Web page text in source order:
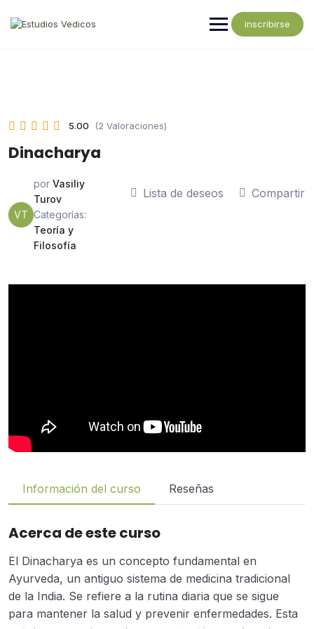
inscribirse
5.00 (2 Valoraciones)
Dinacharya
VT
por Vasiliy
Turov
Categorías:
Teoría y
Filosofía
Lista de deseos Compartir
Información del curso Reseñas
Acerca de este curso
El Dinacharya es un concepto fundamental en
Ayurveda, un antiguo sistema de medicina tradicional
de la India. Se refiere a la rutina diaria que se sigue
para mantener la salud y prevenir enfermedades. Esta